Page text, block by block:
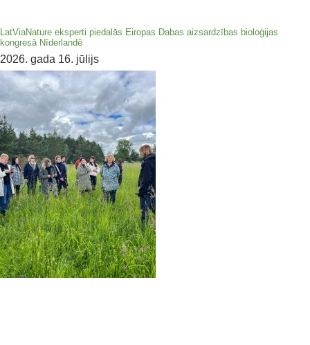
LatViaNature eksperti piedalās Eiropas Dabas aizsardzības bioloģijas
kongresā Nīderlandē
2026. gada 16. jūlijs